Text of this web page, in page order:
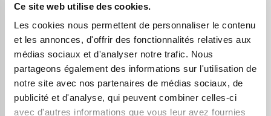
Ce site web utilise des cookies.
Les cookies nous permettent de personnaliser le contenu
et les annonces, d'offrir des fonctionnalités relatives aux
médias sociaux et d'analyser notre trafic. Nous
partageons également des informations sur l'utilisation de
notre site avec nos partenaires de médias sociaux, de
publicité et d'analyse, qui peuvent combiner celles-ci
avec d'autres informations que vous leur avez fournies
10.000 points qui devient désormais le nouveau seuil
de soutien majeur en overlap potentiel.
C’est d’ailleurs à la faveur de ce dernier niveau ainsi que
du décompte elliottiste dans la hausse actuelle que
nous privilégions la poursuite du scénario haussier